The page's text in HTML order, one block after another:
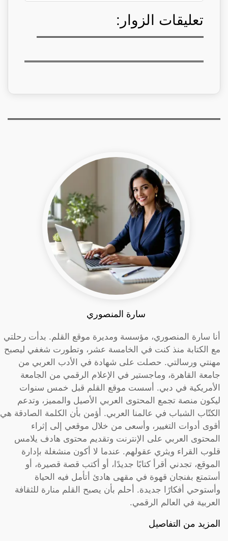
تعليقات الزوار:
سارة المنصوري
أنا سارة المنصوري، مؤسسة ومديرة موقع القلم. بدأت رحلتي
مع الكتابة منذ كنت في الخامسة عشر، وتطورت شغفي ليصبح
مهنتي ورسالتي. حصلت على شهادة في الأدب العربي من
جامعة القاهرة، وماجستير في الإعلام الرقمي من الجامعة
الأمريكية في دبي. أسست موقع القلم قبل خمس سنوات
ليكون منصة تجمع المحتوى العربي الأصيل والمميز، وتدعم
الكتّاب الشباب في عالمنا العربي. أؤمن بأن الكلمة الصادقة هي
أقوى أدوات التغيير، وأسعى من خلال موقعي إلى إثراء
المحتوى العربي على الإنترنت وتقديم محتوى هادف يلامس
قلوب القراء ويثري عقولهم. عندما لا أكون منشغلة بإدارة
الموقع، تجدني أقرأ كتابًا جديدًا، أو أكتب قصة قصيرة، أو
أستمتع بفنجان قهوة في مقهى هادئ أتأمل فيه الحياة
وأستوحي أفكارًا جديدة. أحلم بأن يصبح القلم منارة للثقافة
العربية في العالم الرقمي.
المزيد من التفاصيل